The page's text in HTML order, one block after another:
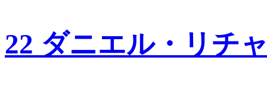
22 ダニエル・リチ